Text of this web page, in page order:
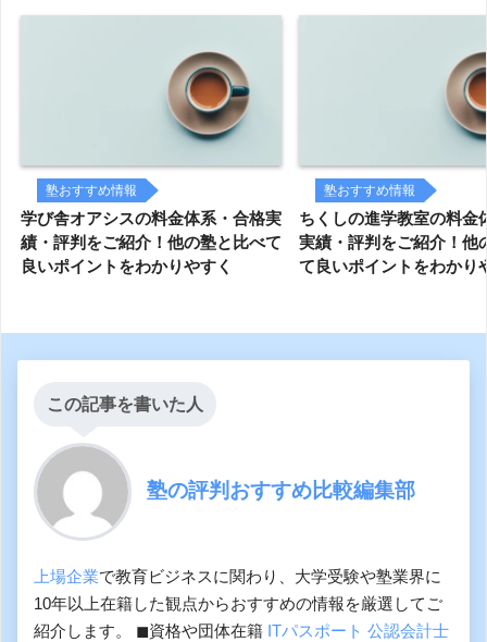
塾おすすめ情報
学び舎オアシスの料金体系・合格実
績・評判をご紹介！他の塾と比べて
良いポイントをわかりやすく
塾おすすめ情報
ちくしの進学教室の料金
実績・評判をご紹介！他
て良いポイントをわかり
この記事を書いた人
塾の評判おすすめ比較編集部
上場企業で教育ビジネスに関わり、大学受験や塾業界に
10年以上在籍した観点からおすすめの情報を厳選してご
紹介します。 ◼︎資格や団体在籍 ITパスポート 公認会計士